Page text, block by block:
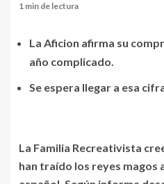
1 min de lectura
La Aficion afirma su
año complicado.
Se espera llegar a esa
La Familia Recreativista
han traído los reyes magos